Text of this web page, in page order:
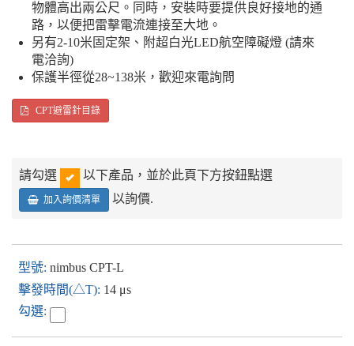
物體高出兩公尺。同時，安裝時要提供良好接地的通
路，以便把雷擊電流連接至大地。
另有2-10米固定架、附超白光LED航空障礙燈 (請來
電洽詢)
保護半徑從28~138米，歡迎來電詢問
CPT避雷針目錄
請勾選 以下產品，並於此頁下方按鈕點選
加入詢價清單 以詢價.
nimbus CPT-L
14 μs